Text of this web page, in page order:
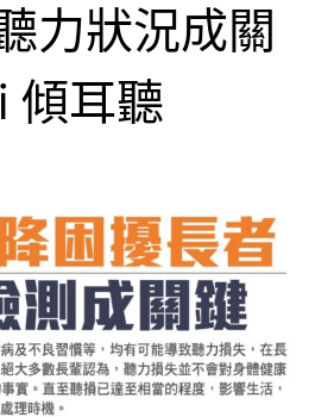
力狀況成關
傾耳聽